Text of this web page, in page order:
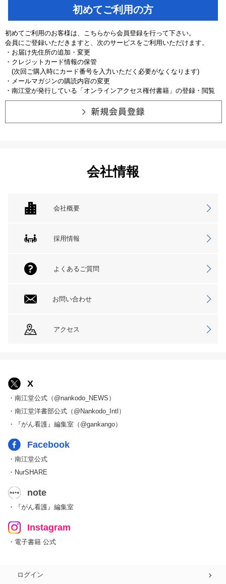
初めてご利用の方
初めてご利用のお客様は、こちらから会員登録を行って下さい。
会員にご登録いただきますと、次のサービスをご利用いただけます。
・お届け先住所の追加・変更
・クレジットカード情報の保管
(次回ご購入時にカード番号を入力いただく必要がなくなります)
・メールマガジンの購読内容の変更
・南江堂が発行している「オンラインアクセス権付書籍」の登録・閲覧
会社情報
会社概要
採用情報
よくあるご質問
お問い合わせ
アクセス
X
・南江堂公式（@nankodo_NEWS）
・南江堂洋書部公式（@Nankodo_Intl）
・『がん看護』編集室（@gankango）
Facebook
・南江堂公式
・NurSHARE
note
・『がん看護』編集室
Instagram
・電子書籍 公式
ログイン